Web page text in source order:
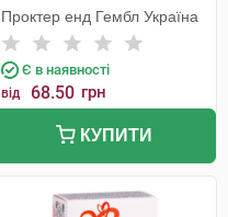
Проктер енд Гембл Україна
Є в наявності
від 68.50 грн
КУПИТИ